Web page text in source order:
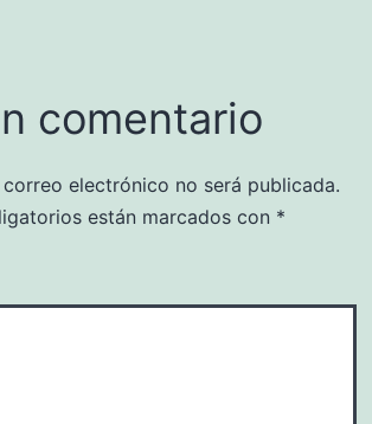
comentario
electrónico no será publicada.
están marcados con *